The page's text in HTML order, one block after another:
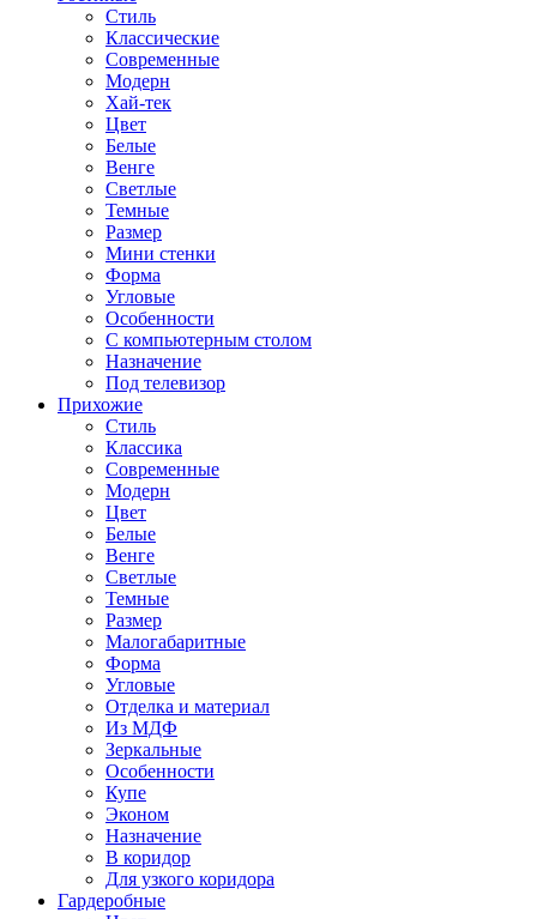
Стиль
Классические
Современные
Модерн
Хай-тек
Цвет
Белые
Венге
Светлые
Темные
Размер
Мини стенки
Форма
Угловые
Особенности
С компьютерным столом
Назначение
Под телевизор
Прихожие
Стиль
Классика
Современные
Модерн
Цвет
Белые
Венге
Светлые
Темные
Размер
Малогабаритные
Форма
Угловые
Отделка и материал
Из МДФ
Зеркальные
Особенности
Купе
Эконом
Назначение
В коридор
Для узкого коридора
Гардеробные